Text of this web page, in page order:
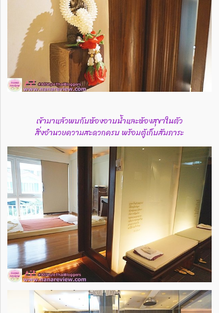
เข้ามาแล้วพบกับห้องอาบน้ำและห้องสุขาในตัว
สิ่งอำนวยความสะดวกครบ พร้อมตู้เก็บสัมภาระ